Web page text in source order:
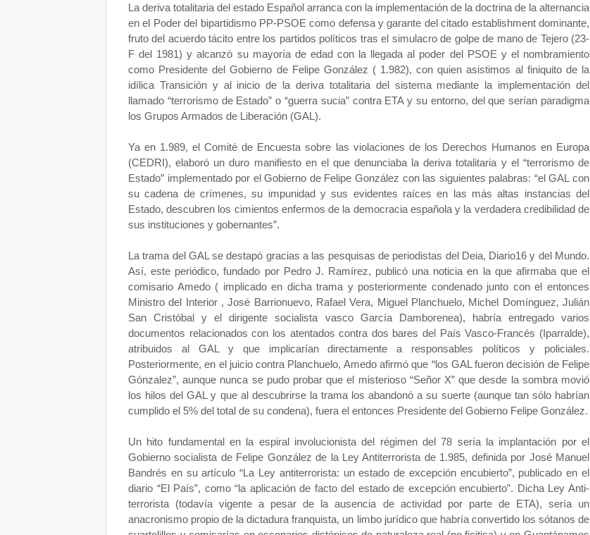
La deriva totalitaria del estado Español arranca con la implementación de la doctrina de la alternancia
en el Poder del bipartidismo PP-PSOE como defensa y garante del citado establishment dominante,
fruto del acuerdo tácito entre los partidos políticos tras el simulacro de golpe de mano de Tejero (23-
F del 1981) y alcanzó su mayoría de edad con la llegada al poder del PSOE y el nombramiento
como Presidente del Gobierno de Felipe González ( 1.982), con quien asistimos al finiquito de la
idílica Transición y al inicio de la deriva totalitaria del sistema mediante la implementación del
llamado “terrorismo de Estado” o “guerra sucia” contra ETA y su entorno, del que serían paradigma
los Grupos Armados de Liberación (GAL).
Ya en 1.989, el Comité de Encuesta sobre las violaciones de los Derechos Humanos en Europa
(CEDRI), elaboró un duro manifiesto en el que denunciaba la deriva totalitaria y el “terrorismo de
Estado” implementado por el Gobierno de Felipe González con las siguientes palabras: “el GAL con
su cadena de crímenes, su impunidad y sus evidentes raíces en las más altas instancias del
Estado, descubren los cimientos enfermos de la democracia española y la verdadera credibilidad de
sus instituciones y gobernantes”.
La trama del GAL se destapó gracias a las pesquisas de periodistas del Deia, Diario16 y del Mundo.
Así, este periódico, fundado por Pedro J. Ramírez, publicó una noticia en la que afirmaba que el
comisario Amedo ( implicado en dicha trama y posteriormente condenado junto con el entonces
Ministro del Interior , José Barrionuevo, Rafael Vera, Miguel Planchuelo, Michel Domínguez, Julián
San Cristóbal y el dirigente socialista vasco García Damborenea), habría entregado varios
documentos relacionados con los atentados contra dos bares del País Vasco-Francés (Iparralde),
atribuidos al GAL y que implicarían directamente a responsables políticos y policiales.
Posteriormente, en el juicio contra Planchuelo, Amedo afirmó que “los GAL fueron decisión de Felipe
Gónzalez”, aunque nunca se pudo probar que el misterioso “Señor X” que desde la sombra movió
los hilos del GAL y que al descubrirse la trama los abandonó a su suerte (aunque tan sólo habrían
cumplido el 5% del total de su condena), fuera el entonces Presidente del Gobierno Felipe González.
Un hito fundamental en la espiral involucionista del régimen del 78 sería la implantación por el
Gobierno socialista de Felipe González de la Ley Antiterrorista de 1.985, definida por José Manuel
Bandrés en su artículo “La Ley antiterrorista: un estado de excepción encubierto”, publicado en el
diario “El País”, como “la aplicación de facto del estado de excepción encubierto”. Dicha Ley Anti-
terrorista (todavía vigente a pesar de la ausencia de actividad por parte de ETA), sería un
anacronismo propio de la dictadura franquista, un limbo jurídico que habría convertido los sótanos de